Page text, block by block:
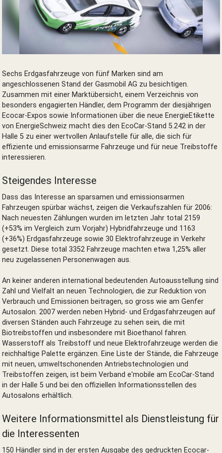
Sechs Erdgasfahrzeuge von fünf Marken sind am
angeschlossenen Stand der Gasmobil AG zu besichtigen.
Zusammen mit einer Marktübersicht, einem Verzeichnis von
besonders engagierten Händler, dem Programm der diesjährigen
Ecocar-Expos sowie Informationen über die neue EnergieEtikette
von EnergieSchweiz macht dies den EcoCar-Stand 5.242 in der
Halle 5 zu einer wertvollen Anlaufstelle für alle, die sich für
effiziente und emissionsarme Fahrzeuge und für neue Treibstoffe
interessieren.
Steigendes Interesse
Dass das Interesse an sparsamen und emissionsarmen
Fahrzeugen spürbar wächst, zeigen die Verkaufszahlen für 2006:
Nach neuesten Zählungen wurden im letzten Jahr total 2159
(+53% im Vergleich zum Vorjahr) Hybridfahrzeuge und 1163
(+36%) Erdgasfahrzeuge sowie 30 Elektrofahrzeuge in Verkehr
gesetzt. Diese total 3352 Fahrzeuge machten etwa 1,25% aller
neu zugelassenen Personenwagen aus.
An keiner anderen international bedeutenden Autoausstellung sind
Zahl und Vielfalt an neuen Technologien, die zur Reduktion von
Verbrauch und Emissionen beitragen, so gross wie am Genfer
Autosalon. 2007 werden neben Hybrid- und Erdgasfahrzeugen auf
diversen Ständen auch Fahrzeuge zu sehen sein, die mit
Biotreibstoffen und insbesondere mit Bioethanol fahren.
Wasserstoff als Treibstoff und neue Elektrofahrzeuge werden die
reichhaltige Palette ergänzen. Eine Liste der Stände, die Fahrzeuge
mit neuen, umweltschonenden Antriebstechnologien und
Treibstoffen zeigen, ist beim Verband e'mobile am EcoCar-Stand
in der Halle 5 und bei den offiziellen Informationsstellen des
Autosalons erhältlich.
Weitere Informationsmittel als Dienstleistung für
die Interessenten
150 Händler sind in der ersten Ausgabe des gedruckten Ecocar-